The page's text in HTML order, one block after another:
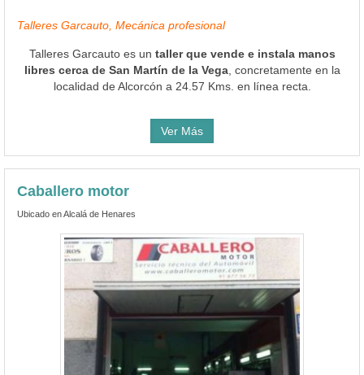
Talleres Garcauto, Mecánica profesional
Talleres Garcauto es un taller que vende e instala manos
libres cerca de San Martín de la Vega, concretamente en la
localidad de Alcorcón a 24.57 Kms. en línea recta.
Ver Más
Caballero motor
Ubicado en Alcalá de Henares